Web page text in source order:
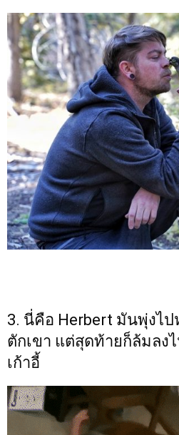
3. นี่คือ Herbert มันพุ่งไป
ตักเขา แต่สุดท้ายก็ล้มลง
เก้าอี้